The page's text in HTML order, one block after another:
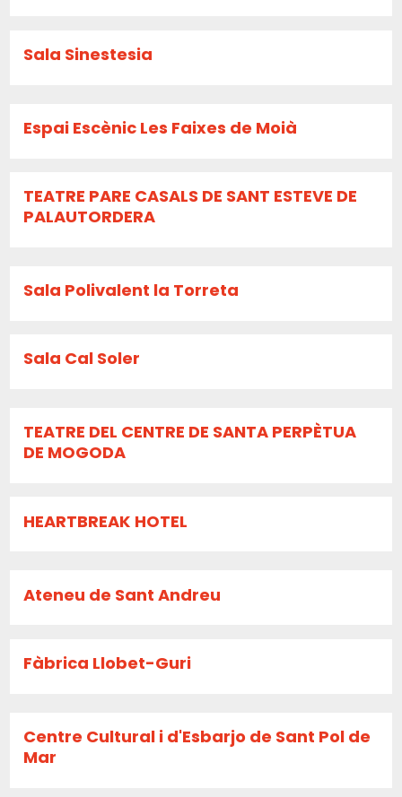
Sala Sinestesia
Espai Escènic Les Faixes de Moià
TEATRE PARE CASALS DE SANT ESTEVE DE
PALAUTORDERA
Sala Polivalent la Torreta
Sala Cal Soler
TEATRE DEL CENTRE DE SANTA PERPÈTUA
DE MOGODA
HEARTBREAK HOTEL
Ateneu de Sant Andreu
Fàbrica Llobet-Guri
Centre Cultural i d'Esbarjo de Sant Pol de
Mar